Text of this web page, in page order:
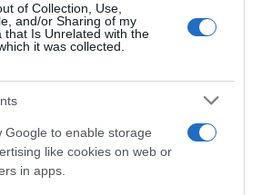
of Collection, Use,
and/or Sharing of my
that Is Unrelated with the
it was collected.
Google to enable storage
like cookies on web or
in apps.
A ascensão dos símios', um
ver no Discovery Channel